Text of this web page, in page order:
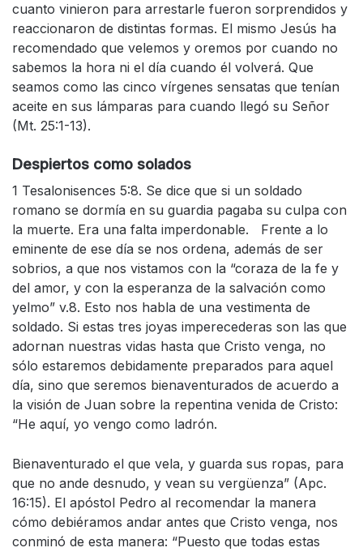
cuanto vinieron para arrestarle fueron sorprendidos y
reaccionaron de distintas formas. El mismo Jesús ha
recomendado que velemos y oremos por cuando no
sabemos la hora ni el día cuando él volverá. Que
seamos como las cinco vírgenes sensatas que tenían
aceite en sus lámparas para cuando llegó su Señor
(Mt. 25:1-13).
Despiertos como solados
1 Tesalonisences 5:8. Se dice que si un soldado
romano se dormía en su guardia pagaba su culpa con
la muerte. Era una falta imperdonable. Frente a lo
eminente de ese día se nos ordena, además de ser
sobrios, a que nos vistamos con la “coraza de la fe y
del amor, y con la esperanza de la salvación como
yelmo” v.8. Esto nos habla de una vestimenta de
soldado. Si estas tres joyas imperecederas son las que
adornan nuestras vidas hasta que Cristo venga, no
sólo estaremos debidamente preparados para aquel
día, sino que seremos bienaventurados de acuerdo a
la visión de Juan sobre la repentina venida de Cristo:
“He aquí, yo vengo como ladrón.
Bienaventurado el que vela, y guarda sus ropas, para
que no ande desnudo, y vean su vergüenza” (Apc.
16:15). El apóstol Pedro al recomendar la manera
cómo debiéramos andar antes que Cristo venga, nos
conminó de esta manera: “Puesto que todas estas